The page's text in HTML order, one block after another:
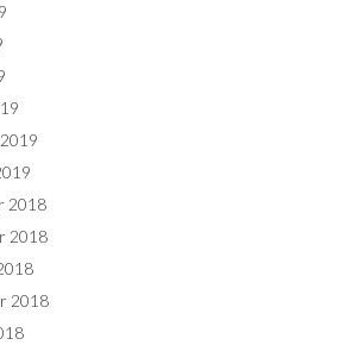
2018
2018
2018